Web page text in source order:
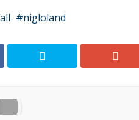
nigloland